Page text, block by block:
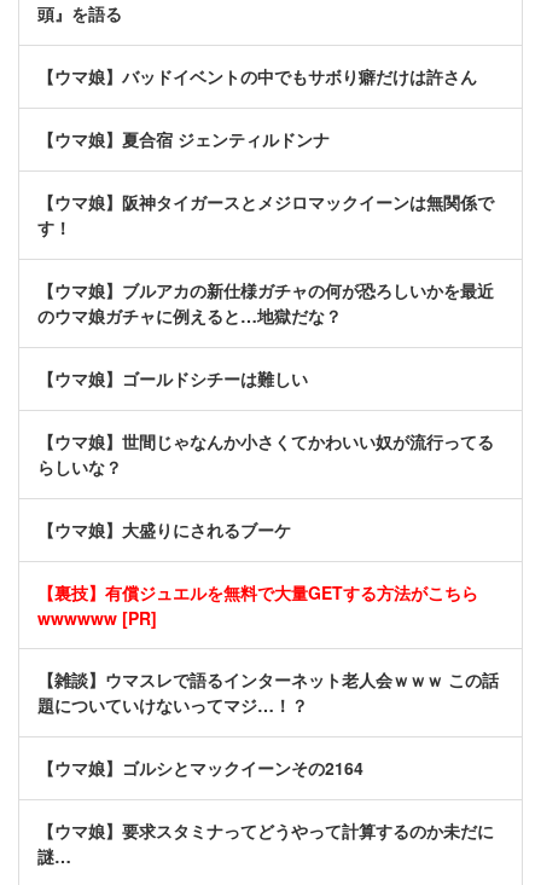
頭』を語る
【ウマ娘】バッドイベントの中でもサボり癖だけは許さん
【ウマ娘】夏合宿 ジェンティルドンナ
【ウマ娘】阪神タイガースとメジロマックイーンは無関係で
す！
【ウマ娘】ブルアカの新仕様ガチャの何が恐ろしいかを最近
のウマ娘ガチャに例えると…地獄だな？
【ウマ娘】ゴールドシチーは難しい
【ウマ娘】世間じゃなんか小さくてかわいい奴が流行ってる
らしいな？
【ウマ娘】大盛りにされるブーケ
【裏技】有償ジュエルを無料で大量GETする方法がこちら
wwwwww [PR]
【雑談】ウマスレで語るインターネット老人会ｗｗｗ この話
題についていけないってマジ…！？
【ウマ娘】ゴルシとマックイーンその2164
【ウマ娘】要求スタミナってどうやって計算するのか未だに
謎…